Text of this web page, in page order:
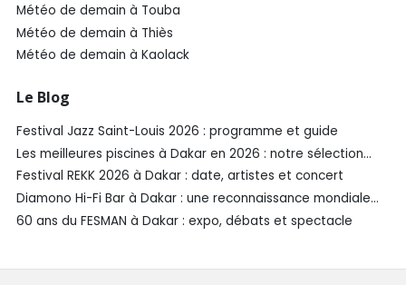
Météo de demain à Touba
Météo de demain à Thiès
Météo de demain à Kaolack
Le Blog
Festival Jazz Saint-Louis 2026 : programme et guide
Les meilleures piscines à Dakar en 2026 : notre sélection
SénéGuide
Festival REKK 2026 à Dakar : date, artistes et concert
Diamono Hi-Fi Bar à Dakar : une reconnaissance mondiale
aux Spirited Awards®️ 2026
60 ans du FESMAN à Dakar : expo, débats et spectacle